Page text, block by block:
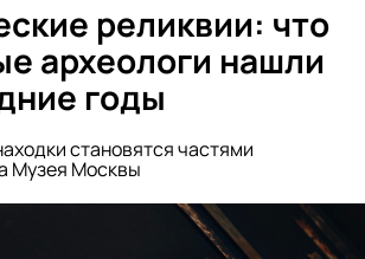
реликвии: что
археологи нашли
годы
становятся частями
Музея Москвы